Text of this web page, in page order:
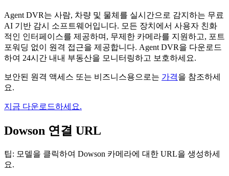
Agent DVR는 사람, 차량 및 물체를 실시간으로 감지하는 무료
AI 기반 감시 소프트웨어입니다. 모든 장치에서 사용자 친화
적인 인터페이스를 제공하며, 무제한 카메라를 지원하고, 포트
포워딩 없이 원격 접근을 제공합니다. Agent DVR을 다운로드
하여 24시간 내내 부동산을 모니터링하고 보호하세요.
보안된 원격 액세스 또는 비즈니스용으로는 가격을 참조하세
요.
지금 다운로드하세요.
Dowson 연결 URL
팁: 모델을 클릭하여 Dowson 카메라에 대한 URL을 생성하세
요.